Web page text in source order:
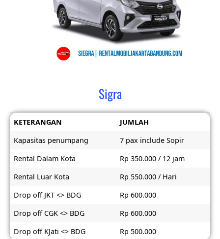
Sigra
KETERANGAN
JUMLAH
Kapasitas penumpang
7 pax include Sopir
Rental Dalam Kota
Rp 350.000 / 12 jam
Rental Luar Kota
Rp 550.000 / Hari
Drop off JKT <> BDG
Rp 600.000
Drop off CGK <> BDG
Rp 600.000
Drop off KJati <> BDG
Rp 500.000